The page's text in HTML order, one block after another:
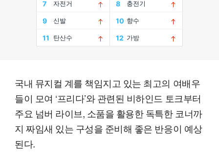
국내 뮤지컬 계를 책임지고 있는 최고의 여배우
들이 모여 ‘프리다’와 관련된 비하인드 토크부터
주요 넘버 라이브, 소품을 활용한 독특한 코너까
지 짜임새 있는 구성을 준비해 좋은 반응이 예상
된다.